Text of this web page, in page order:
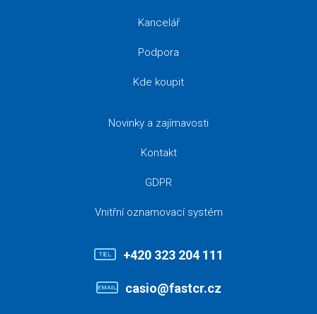
Kancelář
Podpora
Kde koupit
Novinky a zajímavosti
Kontakt
GDPR
Vnitřní oznamovací systém
+420 323 204 111
casio@fastcr.cz